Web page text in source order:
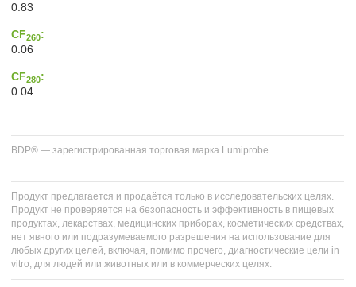
0.83
CF260:
0.06
CF280:
0.04
BDP® — зарегистрированная торговая марка Lumiprobe
Продукт предлагается и продаётся только в исследовательских целях.
Продукт не проверяется на безопасность и эффективность в пищевых
продуктах, лекарствах, медицинских приборах, косметических средствах,
нет явного или подразумеваемого разрешения на использование для
любых других целей, включая, помимо прочего, диагностические цели in
vitro, для людей или животных или в коммерческих целях.